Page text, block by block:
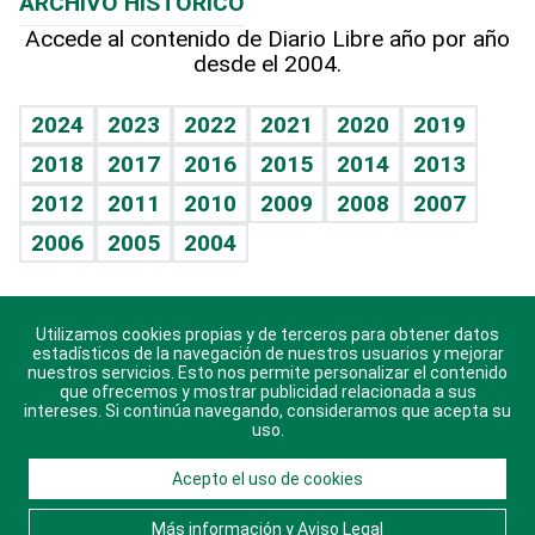
Hablando con el pediatra
Vida y familia
Eñe
Celebrando la vida
Sin complejos
En pocas palabras
Escuchando al corazón
Economía Personal
Línea de hit
TBT Deportivo
Hecho en casa
Guía del dinero
Cumpleaños
Horóscopos
Crucigramas
Accede al contenido de Diario Libre año por año
desde el 2004.
2024 2023 2022 2021 2020
2019
2018
2017 2016 2015 2014
2013
2012
2011 2010 2009 2008
2007
2006
2005 2004
Descarga nuestras aplicaciones para Android, iOS y
sistema Huawei.
© 2021 Diario Libre, todos los derechos reservados.
Consulta elAviso Legal. Ponte en Contacto
Utilizamos cookies propias y de terceros para obtener datos
estadísticos de la navegación de nuestros usuarios y mejorar
nuestros servicios. Esto nos permite personalizar el contenido
que ofrecemos y mostrar publicidad relacionada a sus
intereses. Si continúa navegando, consideramos que acepta su
uso.
Acepto el uso de cookies
Más información y Aviso Legal